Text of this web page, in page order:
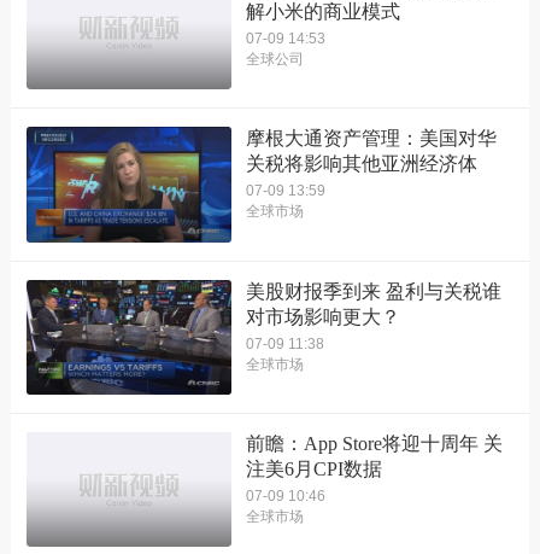
解小米的商业模式
07-09 14:53
全球公司
摩根大通资产管理：美国对华
关税将影响其他亚洲经济体
07-09 13:59
全球市场
美股财报季到来 盈利与关税谁
对市场影响更大？
07-09 11:38
全球市场
前瞻：App Store将迎十周年 关
注美6月CPI数据
07-09 10:46
全球市场